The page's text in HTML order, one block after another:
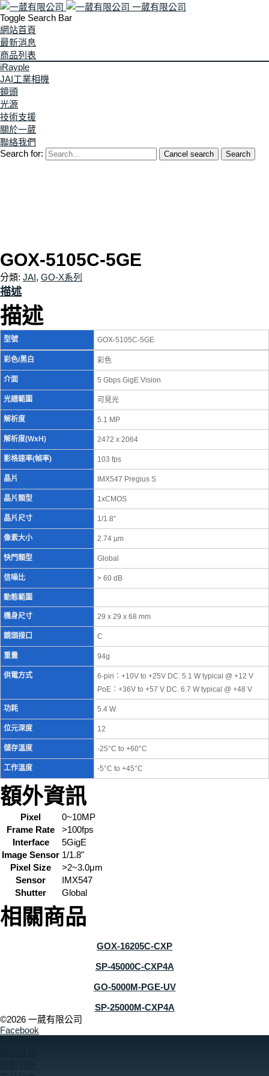
一葳有限公司
Toggle Search Bar
網站首頁
最新消息
商品列表
iRayple
JAI工業相機
鏡頭
光源
技術支援
關於一葳
聯絡我們
Search for:
Cancel search Search
GOX-5105C-5GE
分類: JAI, GO-X系列
描述
描述
型號 GOX-5105C-5GE
彩色/黑白 彩色
介面 5 Gbps GigE Vision
光譜範圍 可見光
解析度 5.1 MP
解析度(WxH) 2472 x 2064
影格速率(幀率) 103 fps
晶片 IMX547 Pregius S
晶片類型 1xCMOS
晶片尺寸 1/1.8″
像素大小 2.74 µm
快門類型 Global
信噪比 > 60 dB
動態範圍
機身尺寸 29 x 29 x 68 mm
鏡頭接口 C
重量 94g
供電方式
6-pin：+10V to +25V DC. 5.1 W typical @ +12 V
PoE：+36V to +57 V DC. 6.7 W typical @ +48 V
功耗 5.4 W
位元深度 12
儲存溫度 -25°C to +60°C
工作溫度 -5°C to +45°C
額外資訊
Pixel
0~10MP
Frame Rate
>100fps
Interface
5GigE
Image Sensor 1/1.8"
Pixel Size
>2~3.0μm
Sensor
IMX547
Shutter
Global
相關商品
GOX-16205C-CXP
SP-45000C-CXP4A
GO-5000M-PGE-UV
SP-25000M-CXP4A
©2026 一葳有限公司
Facebook